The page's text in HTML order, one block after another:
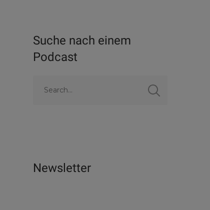
Suche nach einem
Podcast
Newsletter